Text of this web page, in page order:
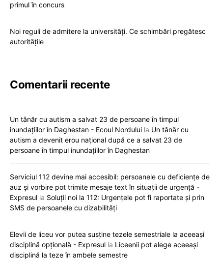
primul în concurs
Noi reguli de admitere la universități. Ce schimbări pregătesc
autoritățile
Comentarii recente
Un tânăr cu autism a salvat 23 de persoane în timpul
inundațiilor în Daghestan - Ecoul Nordului la Un tânăr cu
autism a devenit erou național după ce a salvat 23 de
persoane în timpul inundațiilor în Daghestan
Serviciul 112 devine mai accesibil: persoanele cu deficiențe de
auz și vorbire pot trimite mesaje text în situații de urgență -
Expresul la Soluții noi la 112: Urgențele pot fi raportate și prin
SMS de persoanele cu dizabilități
Elevii de liceu vor putea susține tezele semestriale la aceeași
disciplină opțională - Expresul la Liceenii pot alege aceeași
disciplină la teze în ambele semestre